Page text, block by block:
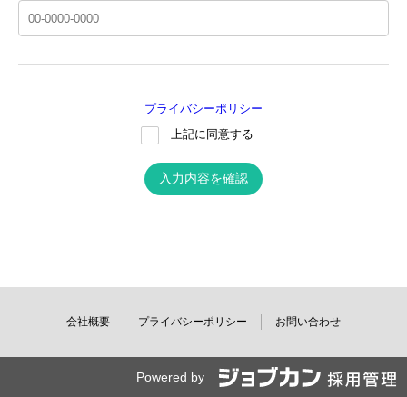
プライバシーポリシー
上記に同意する
入力内容を確認
会社概要 プライバシーポリシー お問い合わせ
Powered by